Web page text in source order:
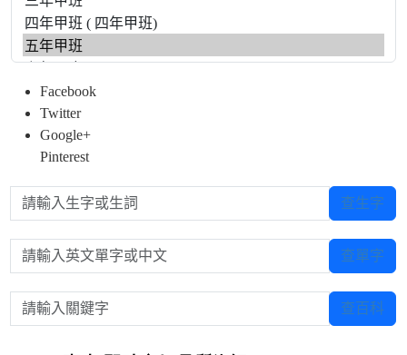
Facebook
Twitter
Google+
Pinterest
請輸入生字或生詞 查生字
請輸入英文單字或中文 查單字
請輸入關鍵字 查百科